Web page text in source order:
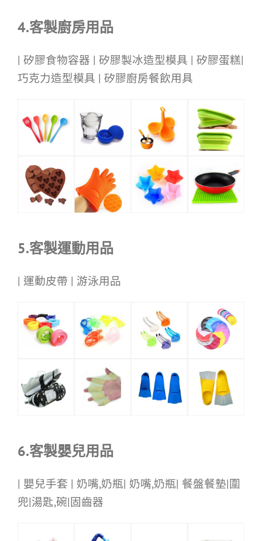
4.客製廚房用品
| 矽膠食物容器 | 矽膠製冰造型模具 | 矽膠蛋糕|
巧克力造型模具 | 矽膠廚房餐飲用具
5.客製運動用品
| 運動皮帶 | 游泳用品
6.客製嬰兒用品
| 嬰兒手套 | 奶嘴,奶瓶| 奶嘴,奶瓶| 餐盤餐墊|圍
兜|湯匙,碗|固齒器